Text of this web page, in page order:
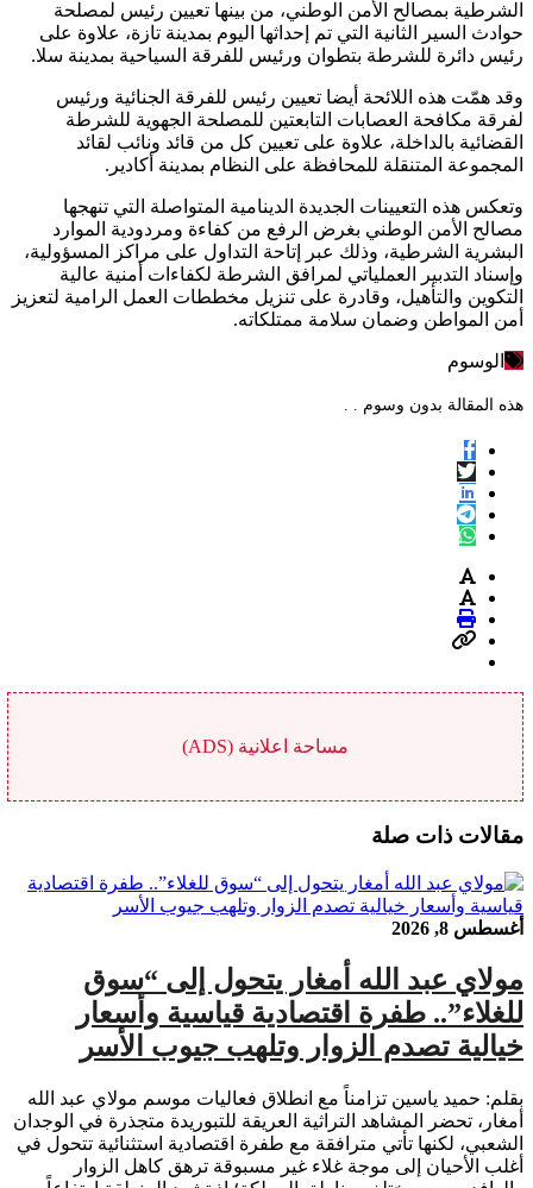
الشرطية بمصالح الأمن الوطني، من بينها تعيين رئيس لمصلحة
حوادث السير الثانية التي تم إحداثها اليوم بمدينة تازة، علاوة على
رئيس دائرة للشرطة بتطوان ورئيس للفرقة السياحية بمدينة سلا.
وقد همّت هذه اللائحة أيضا تعيين رئيس للفرقة الجنائية ورئيس
لفرقة مكافحة العصابات التابعتين للمصلحة الجهوية للشرطة
القضائية بالداخلة، علاوة على تعيين كل من قائد ونائب لقائد
المجموعة المتنقلة للمحافظة على النظام بمدينة أكادير.
وتعكس هذه التعيينات الجديدة الدينامية المتواصلة التي تنهجها
مصالح الأمن الوطني بغرض الرفع من كفاءة ومردودية الموارد
البشرية الشرطية، وذلك عبر إتاحة التداول على مراكز المسؤولية،
وإسناد التدبير العملياتي لمرافق الشرطة لكفاءات أمنية عالية
التكوين والتأهيل، وقادرة على تنزيل مخططات العمل الرامية لتعزيز
أمن المواطن وضمان سلامة ممتلكاته.
الوسوم
هذه المقالة بدون وسوم . .
مساحة اعلانية (ADS)
مقالات ذات صلة
أغسطس 8, 2026
مولاي عبد الله أمغار يتحول إلى “سوق
للغلاء”.. طفرة اقتصادية قياسية وأسعار
خيالية تصدم الزوار وتلهب جيوب الأسر
بقلم: حميد ياسين ​تزامناً مع انطلاق فعاليات موسم مولاي عبد الله
أمغار، تحضر المشاهد التراثية العريقة للتبوريدة متجذرة في الوجدان
الشعبي، لكنها تأتي مترافقة مع طفرة اقتصادية استثنائية تتحول في
أغلب الأحيان إلى موجة غلاء غير مسبوقة ترهق كاهل الزوار